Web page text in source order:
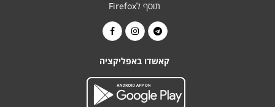
תוסף לFirefox
קאשדו באפליקציה